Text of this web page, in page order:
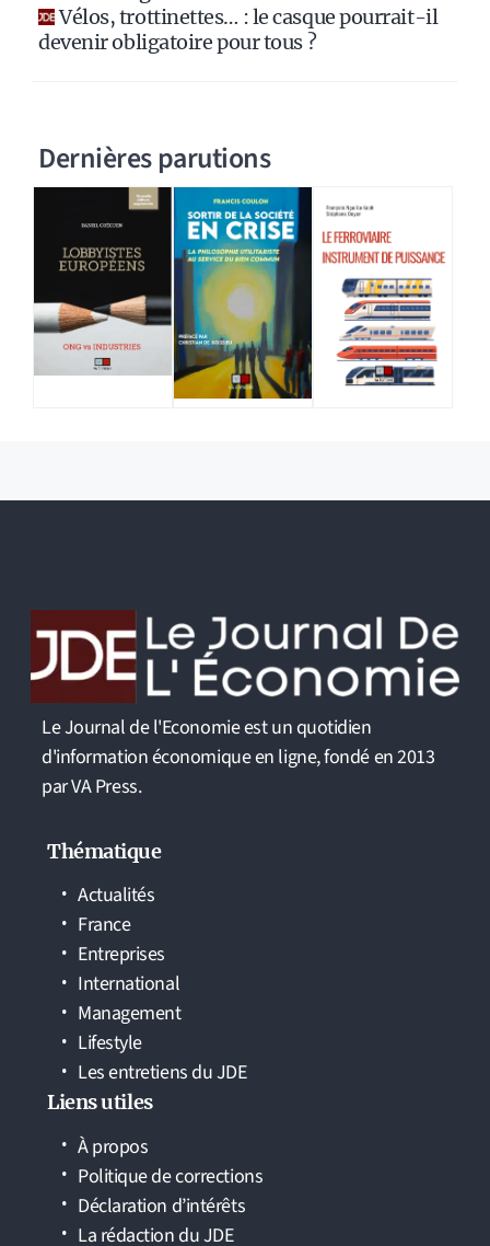
Vélos, trottinettes… : le casque pourrait-il
devenir obligatoire pour tous ?
Dernières parutions
Le Journal de l'Economie est un quotidien
d'information économique en ligne, fondé en 2013
par VA Press.
Thématique
Actualités
France
Entreprises
International
Management
Lifestyle
Les entretiens du JDE
Liens utiles
À propos
Politique de corrections
Déclaration d’intérêts
La rédaction du JDE